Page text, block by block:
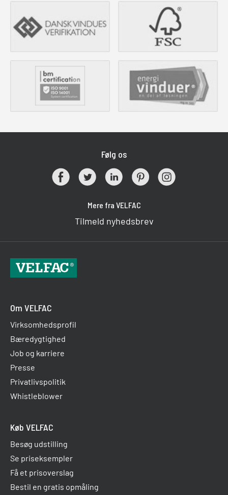
Følg os
Mere fra VELFAC
Tilmeld nyhedsbrev
Om VELFAC
Virksomhedsprofil
Bæredygtighed
Job og karriere
Presse
Privatlivspolitik
Whistleblower
Køb VELFAC
Besøg udstilling
Se priseksempler
Få et prisoverslag
Bestil en gratis opmåling